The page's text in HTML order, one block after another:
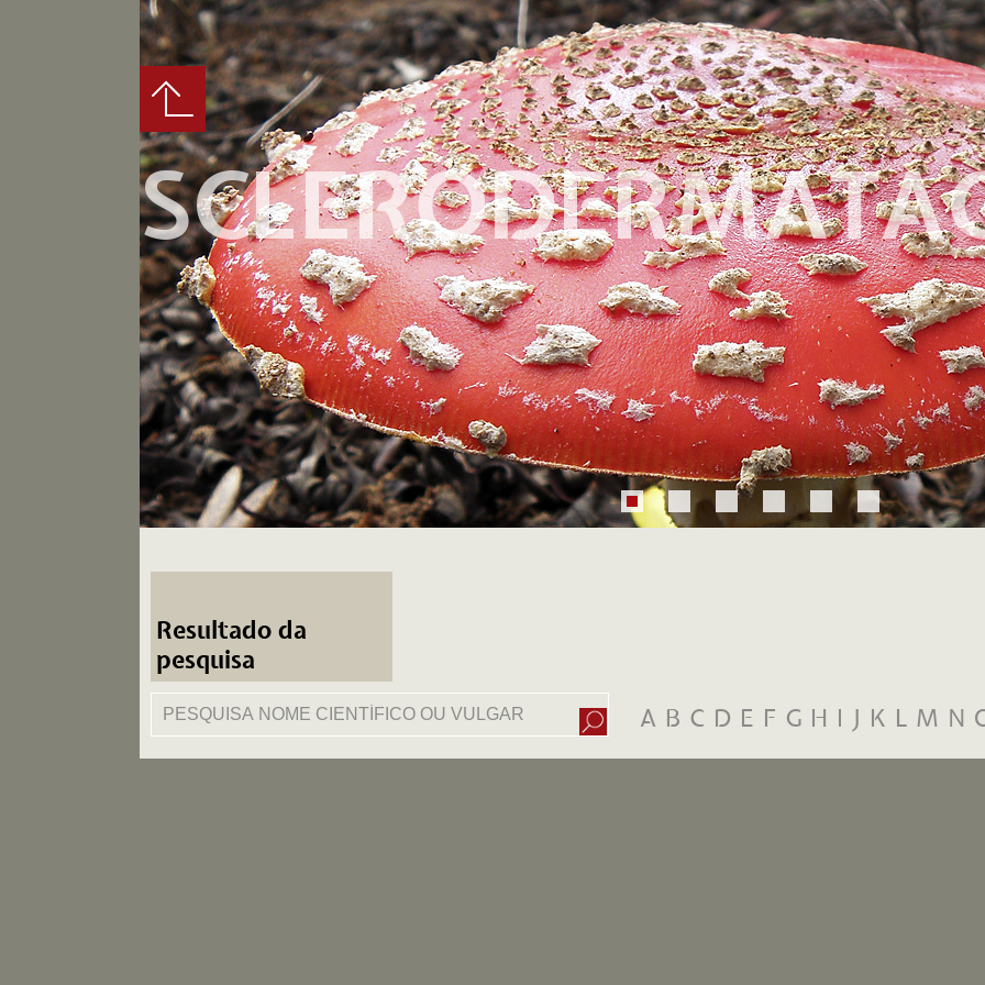
Resultado da
pesquisa
A B C D E F G H I J K L M N